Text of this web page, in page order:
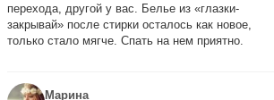
перехода, другой у вас. Белье из «глазки-
закрывай» после стирки осталось как новое,
только стало мягче. Спать на нем приятно.
Марина